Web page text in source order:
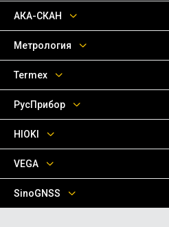
АКА-СКАН
Метрология
Termex
РусПрибор
HIOKI
VEGA
SinoGNSS